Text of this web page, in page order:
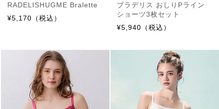
RADELISHUGME Bralette
¥5,170（税込）
ブラデリス おしりPライン
ショーツ3枚セット
¥5,940（税込）